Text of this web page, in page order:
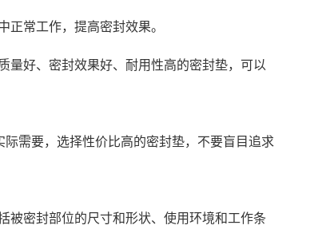
常工作，提高密封效果。
量好、密封效果好、耐用性高的密封垫，可以
需要，选择性价比高的密封垫，不要盲目追求
被密封部位的尺寸和形状、使用环境和工作条